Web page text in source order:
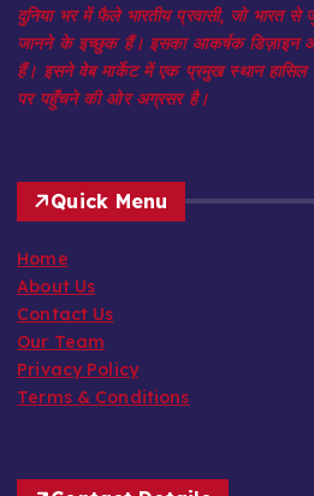
दुनिया भर में फैले भारतीय प्रवासी, जो भारत से
जानने के इच्छुक हैं। इसका आकर्षक डिज़ाइन और
हैं। इसने वेब मार्केट में एक प्रमुख स्थान हासिल
पर पहुँचने की ओर अग्रसर है।
Quick Menu
Home
About Us
Contact Us
Our Team
Privacy Policy
Terms & Conditions